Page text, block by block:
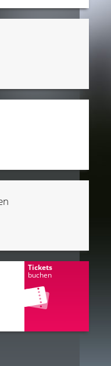
Tickets
buchen